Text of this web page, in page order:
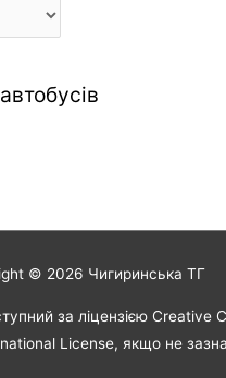
© 2026 Чигиринська ТГ
за ліцензією Creative
License, якщо не